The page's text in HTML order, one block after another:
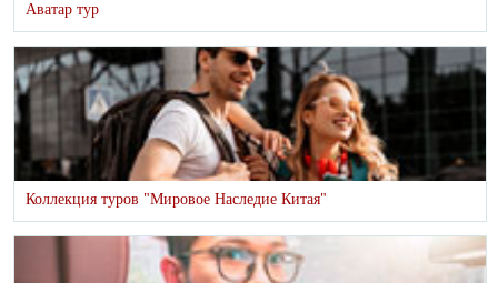
Аватар тур
Коллекция туров "Мировое Наследие Китая"